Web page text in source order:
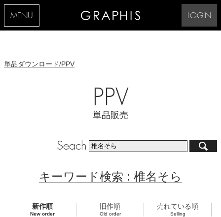
MENU LOGIN
単品ダウンロード/PPV
PPV
単品販売
Seach
キーワード検索 : 椎名そら
新作順
New order
旧作順
Old order
売れている順
Selling